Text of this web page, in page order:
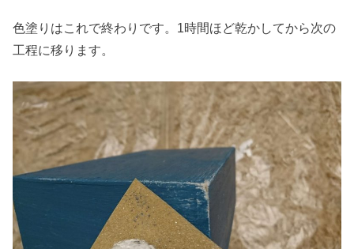
色塗りはこれで終わりです。1時間ほど乾かしてから次の
工程に移ります。